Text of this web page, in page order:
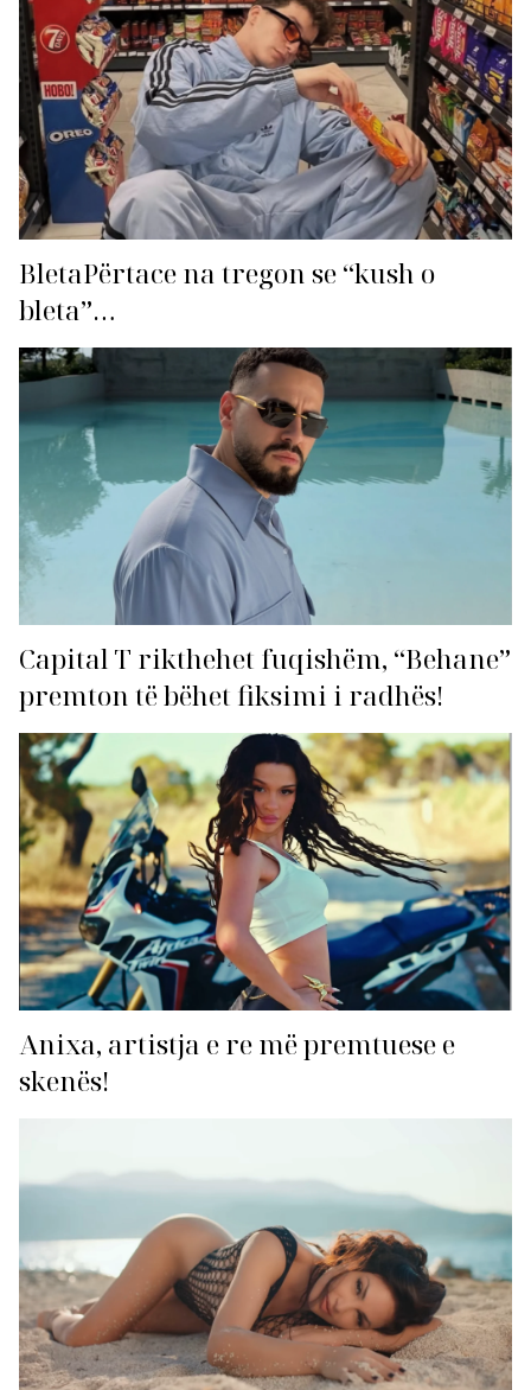
BletaPërtace na tregon se “kush o
bleta”…
Capital T rikthehet fuqishëm, “Behane”
premton të bëhet fiksimi i radhës!
Anixa, artistja e re më premtuese e
skenës!